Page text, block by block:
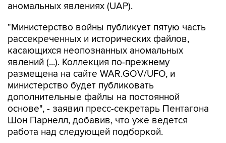
"Министерство войны публикует пятую часть
касающихся неопознанных аномальных
явлений (...). Коллекция по-прежнему
размещена на сайте WAR.GOV/UFO, и
министерство будет публиковать
дополнительные файлы на постоянной
основе", - заявил пресс-секретарь Пентагона
Шон Парнелл, добавив, что уже ведется
работа над следующей подборкой.
Как и в предыдущих публикациях, в